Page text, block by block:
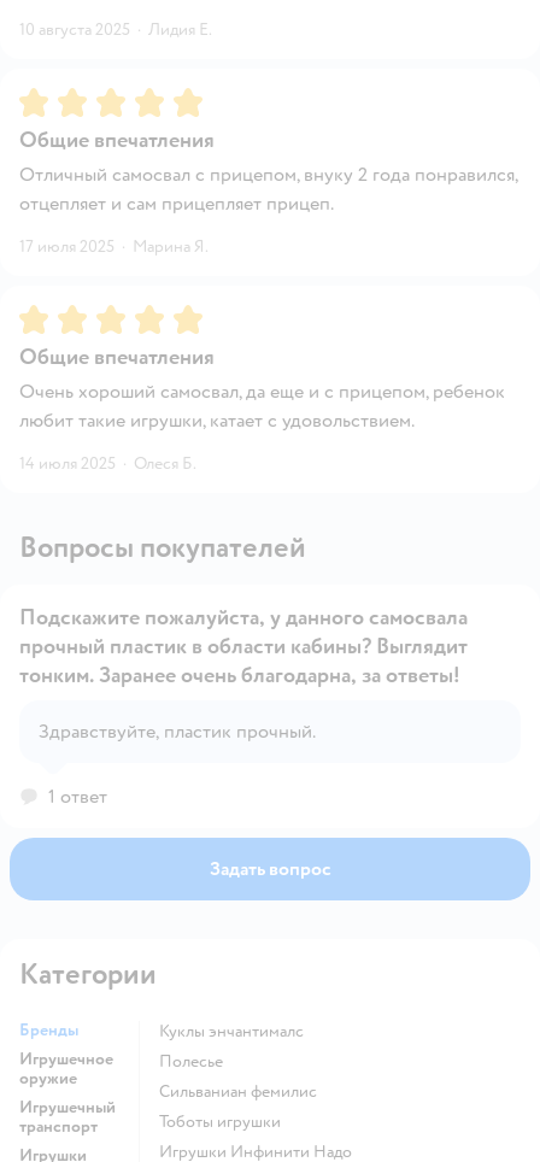
10 августа 2025 · Лидия Е.
Рейтинг:5
Общие впечатления
Отличный самосвал с прицепом, внуку 2 года понравился,
отцепляет и сам прицепляет прицеп.
17 июля 2025 · Марина Я.
Рейтинг:5
Общие впечатления
Очень хороший самосвал, да еще и с прицепом, ребенок
любит такие игрушки, катает с удовольствием.
14 июля 2025 · Олеся Б.
Вопросы покупателей
Подскажите пожалуйста, у данного самосвала
прочный пластик в области кабины? Выглядит
тонким. Заранее очень благодарна, за ответы!
Здравствуйте, пластик прочный.
1 ответ
Задать вопрос
Категории
Бренды
Игрушечное
оружие
Игрушечный
транспорт
Игрушки
Куклы энчантималс
Полесье
Сильваниан фемилис
Тоботы игрушки
Игрушки Инфинити Надо